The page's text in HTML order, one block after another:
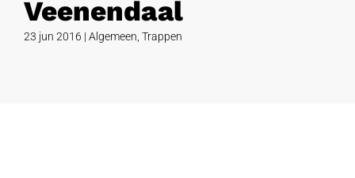
Veenendaal
23 jun 2016 | Algemeen Trappen